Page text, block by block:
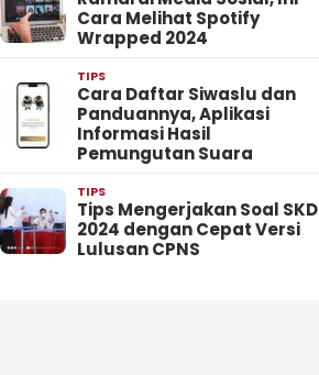
Cara Melihat Spotify
Wrapped 2024
TIPS
Cara Daftar Siwaslu dan
Panduannya, Aplikasi
Informasi Hasil
Pemungutan Suara
TIPS
Tips Mengerjakan Soal SKD
2024 dengan Cepat Versi
Lulusan CPNS